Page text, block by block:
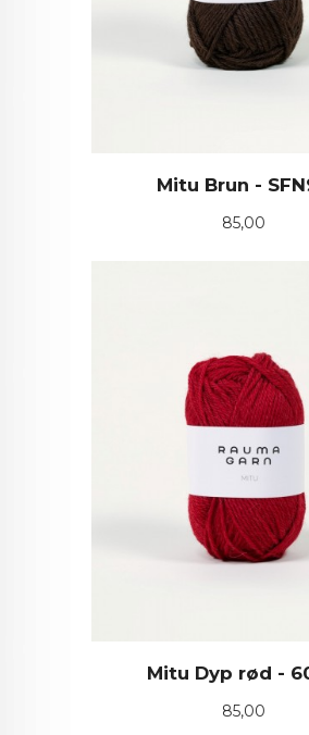
Mitu Brun -
Pris
85,00
Mitu Dyp rød -
Pris
85,00